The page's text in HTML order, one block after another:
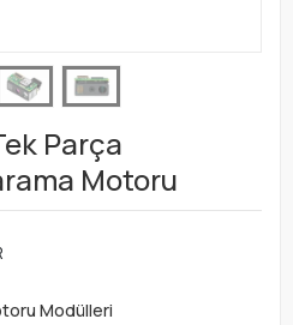
Parça
Motoru
Modülleri